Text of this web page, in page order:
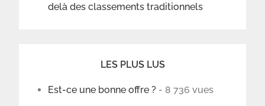
delà des classements traditionnels
LES PLUS LUS
Est-ce une bonne offre ? - 8 736 vues